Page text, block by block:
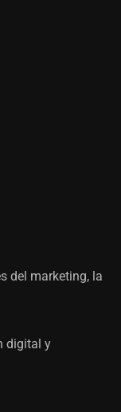
del marketing, la
digital y